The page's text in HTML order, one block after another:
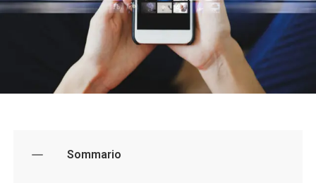
Sommario